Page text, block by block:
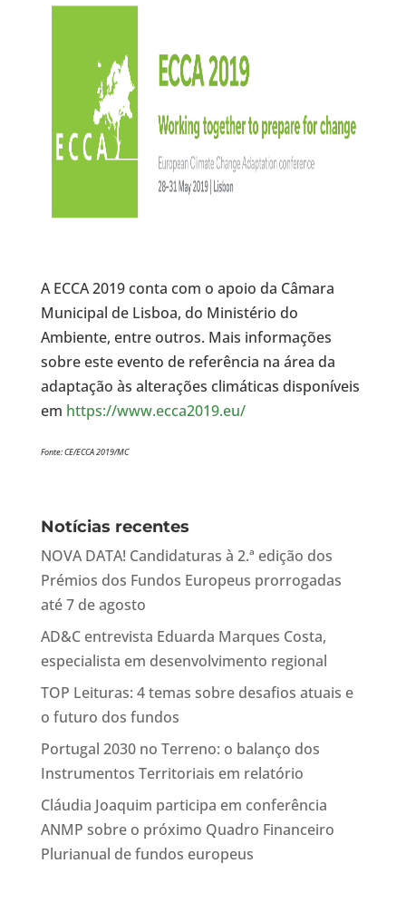
A ECCA 2019 conta com o apoio da Câmara
Municipal de Lisboa, do Ministério do
Ambiente, entre outros. Mais informações
sobre este evento de referência na área da
adaptação às alterações climáticas disponíveis
em https://www.ecca2019.eu/
Fonte: CE/ECCA 2019/MC
Notícias recentes
NOVA DATA! Candidaturas à 2.ª edição dos
Prémios dos Fundos Europeus prorrogadas
até 7 de agosto
AD&C entrevista Eduarda Marques Costa,
especialista em desenvolvimento regional
TOP Leituras: 4 temas sobre desafios atuais e
o futuro dos fundos
Portugal 2030 no Terreno: o balanço dos
Instrumentos Territoriais em relatório
Cláudia Joaquim participa em conferência
ANMP sobre o próximo Quadro Financeiro
Plurianual de fundos europeus